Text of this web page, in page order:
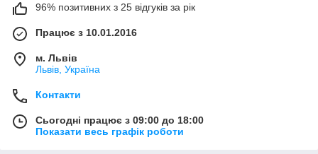
96% позитивних з 25 відгуків за рік
Працює з 10.01.2016
м. Львів
Львів, Україна
Контакти
Сьогодні працює з 09:00 до 18:00
Показати весь графік роботи